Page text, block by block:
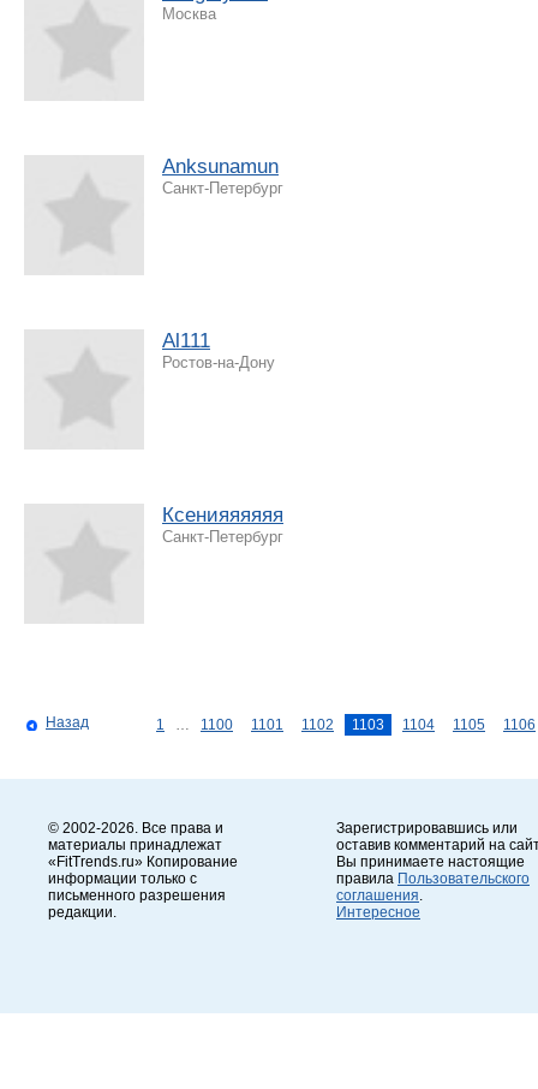
Москва
Anksunamun
Санкт-Петербург
Al111
Ростов-на-Дону
Ксенияяяяяя
Санкт-Петербург
Назад 1 1100 1101 1102 1103 1104 1105 1106
© 2002-2026. Все права и
материалы принадлежат
«FitTrends.ru» Копирование
информации только с
письменного разрешения
редакции.
Зарегистрировавшись или
оставив комментарий на
Вы принимаете настоящие
правила Пользовательского
соглашения
Интересное